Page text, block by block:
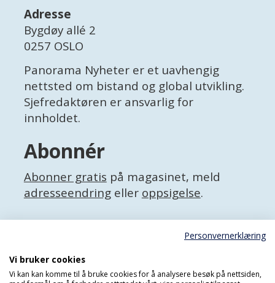
Personvernerklæring
Vi bruker cookies
Vi kan kan komme til å bruke cookies for å analysere besøk på nettsiden,
Adresse
Bygdøy allé 2
0257 OSLO
Panorama Nyheter er et uavhengig
nettsted om bistand og global utvikling.
Sjefredaktøren er ansvarlig for
innholdet.
Abonnér
Abonner gratis på magasinet, meld
adresseendringeller oppsigelse.
Facebook
Personvernerklæring